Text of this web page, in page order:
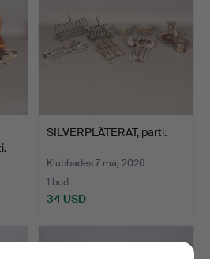
SILVERPLÄTERAT, parti.
Klubbades 7 maj 2026
1 bud
34 USD